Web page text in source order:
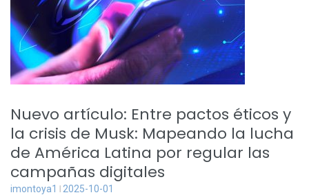
Nuevo artículo: Entre pactos éticos y
la crisis de Musk: Mapeando la lucha
de América Latina por regular las
campañas digitales
imontoya1 2025-10-01